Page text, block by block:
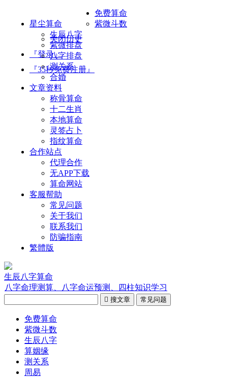
星尘算命
关闭历史
『登录』
『35秒免费注册』
免费算命
紫微斗数
生辰八字
紫微排盘
八字排盘
测关系
合婚
文章资料
称骨算命
十二生肖
本地算命
灵签占卜
指纹算命
合作站点
代理合作
无APP下载
算命网站
客服帮助
常见问题
关于我们
联系我们
防骗指南
繁體版
生辰八字算命
八字命理测算、八字命运预测、四柱知识学习
 搜文章 常见问题
免费算命
紫微斗数
生辰八字
算姻缘
测关系
周易